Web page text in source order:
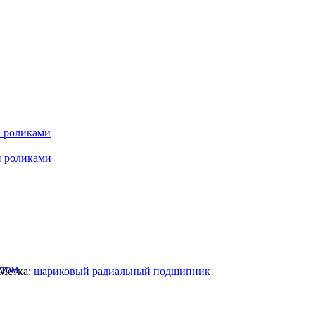
роликами
роликами
шариковый радиальный подшипник